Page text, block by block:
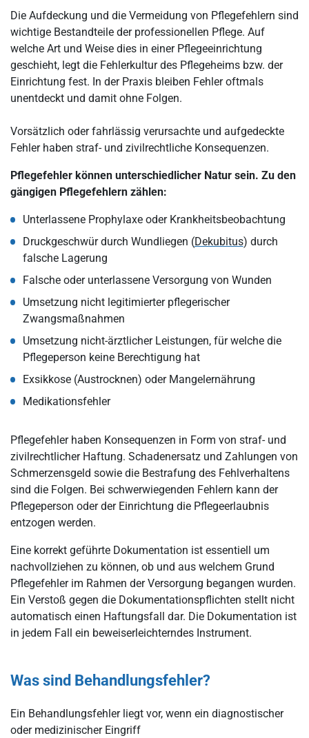
Die Aufdeckung und die Vermeidung von Pflegefehlern sind
wichtige Bestandteile der professionellen Pflege. Auf
welche Art und Weise dies in einer Pflegeeinrichtung
geschieht, legt die Fehlerkultur des Pflegeheims bzw. der
Einrichtung fest. In der Praxis bleiben Fehler oftmals
unentdeckt und damit ohne Folgen.
Vorsätzlich oder fahrlässig verursachte und aufgedeckte
Fehler haben straf- und zivilrechtliche Konsequenzen.
Pflegefehler können unterschiedlicher Natur sein. Zu den
gängigen Pflegefehlern zählen:
Unterlassene Prophylaxe oder Krankheitsbeobachtung
Druckgeschwür durch Wundliegen (Dekubitus) durch
falsche Lagerung
Falsche oder unterlassene Versorgung von Wunden
Umsetzung nicht legitimierter pflegerischer
Zwangsmaßnahmen
Umsetzung nicht-ärztlicher Leistungen, für welche die
Pflegeperson keine Berechtigung hat
Exsikkose (Austrocknen) oder Mangelernährung
Medikationsfehler
Pflegefehler haben Konsequenzen in Form von straf- und
zivilrechtlicher Haftung. Schadenersatz und Zahlungen von
Schmerzensgeld sowie die Bestrafung des Fehlverhaltens
sind die Folgen. Bei schwerwiegenden Fehlern kann der
Pflegeperson oder der Einrichtung die Pflegeerlaubnis
entzogen werden.
Eine korrekt geführte Dokumentation ist essentiell um
nachvollziehen zu können, ob und aus welchem Grund
Pflegefehler im Rahmen der Versorgung begangen wurden.
Ein Verstoß gegen die Dokumentationspflichten stellt nicht
automatisch einen Haftungsfall dar. Die Dokumentation ist
in jedem Fall ein beweiserleichterndes Instrument.
Was sind Behandlungsfehler?
Ein Behandlungsfehler liegt vor, wenn ein diagnostischer
oder medizinischer Eingriff